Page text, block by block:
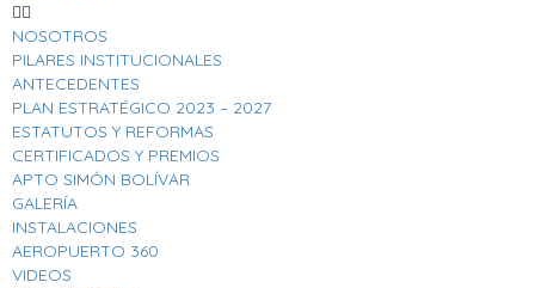
NOSOTROS
PILARES INSTITUCIONALES
ANTECEDENTES
PLAN ESTRATÉGICO 2023 – 2027
ESTATUTOS Y REFORMAS
CERTIFICADOS Y PREMIOS
APTO SIMÓN BOLÍVAR
GALERÍA
INSTALACIONES
AEROPUERTO 360
VIDEOS